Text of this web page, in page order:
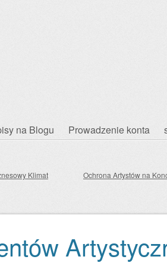
na Blogu Prowadzenie konta
Klimat
Ochrona Artystów na